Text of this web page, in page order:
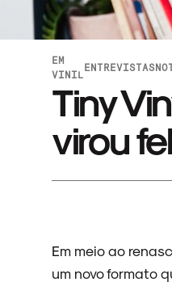
EM
VINIL
ENTREVISTAS
Tiny
virou
Em meio ao
um novo formato